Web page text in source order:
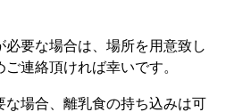
必要な場合は、場所を用意致し
連絡頂ければ幸いです。
な場合、離乳食の持ち込みは可